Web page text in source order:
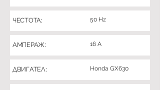
ЧЕСТОТА: 50 Hz
АМПЕРАЖ: 16 A
ДВИГАТЕЛ: Honda GX630